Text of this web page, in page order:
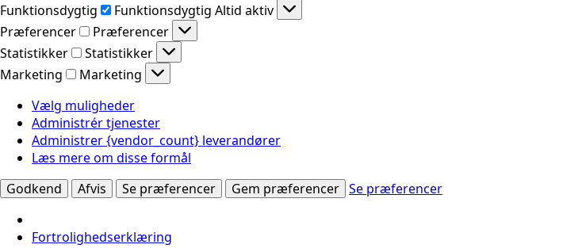
Funktionsdygtig
Funktionsdygtig Altid aktiv
Præferencer
Præferencer
Statistikker
Statistikker
Marketing
Marketing
Vælg muligheder
Administrér tjenester
Administrer {vendor_count} leverandører
Læs mere om disse formål
Godkend
Afvis Se præferencer Gem præferencer Se præferencer
Fortrolighedserklæring